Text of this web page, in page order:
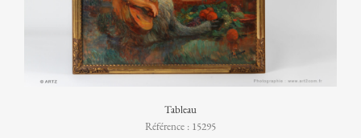
Tableau
Référence : 15295